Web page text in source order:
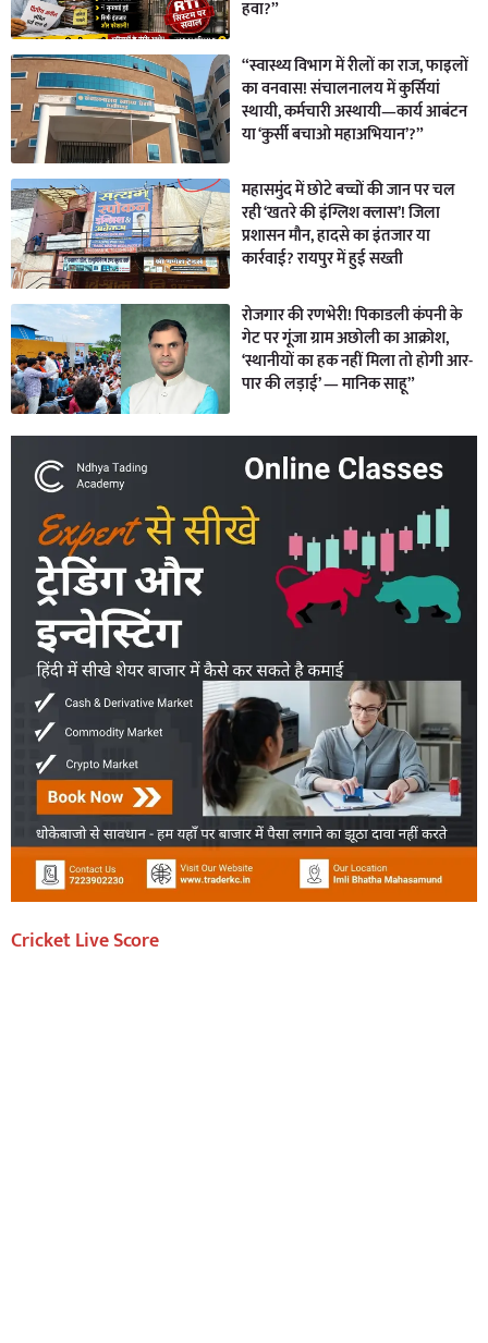
हवा?”
“स्वास्थ्य विभाग में रीलों का राज, फाइलों
का वनवास! संचालनालय में कुर्सियां
स्थायी, कर्मचारी अस्थायी—कार्य आबंटन
या ‘कुर्सी बचाओ महाअभियान’?”
महासमुंद में छोटे बच्चों की जान पर चल
रही ‘खतरे की इंग्लिश क्लास’! जिला
प्रशासन मौन, हादसे का इंतजार या
कार्रवाई? रायपुर में हुई सख्ती
रोजगार की रणभेरी! पिकाडली कंपनी के
गेट पर गूंजा ग्राम अछोली का आक्रोश,
‘स्थानीयों का हक नहीं मिला तो होगी आर-
पार की लड़ाई’ — मानिक साहू”
Cricket Live Score